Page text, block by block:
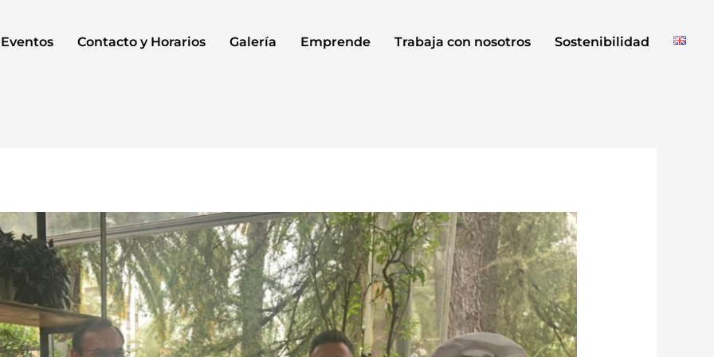
Eventos Contacto y Horarios Galería Emprende Trabaja con nosotros Sostenibilidad